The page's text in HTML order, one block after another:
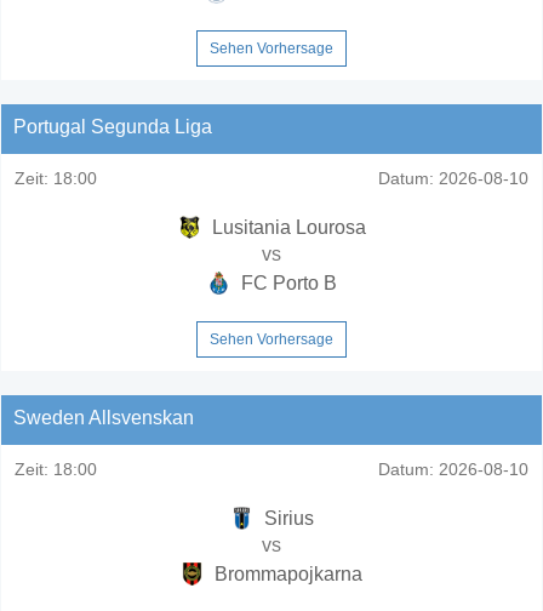
Sehen Vorhersage
Portugal Segunda Liga
Zeit: 18:00 Datum: 2026-08-10
Lusitania Lourosa
vs
FC Porto B
Sehen Vorhersage
Sweden Allsvenskan
Zeit: 18:00 Datum: 2026-08-10
Sirius
vs
Brommapojkarna